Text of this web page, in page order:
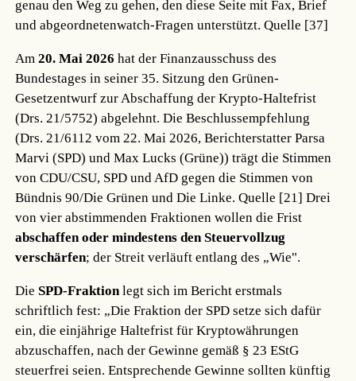
genau den Weg zu gehen, den diese Seite mit Fax, Brief
und abgeordnetenwatch-Fragen unterstützt.Quelle [37]
Am20. Mai 2026 hat der Finanzausschuss des
Bundestages in seiner 35. Sitzung den Grünen-
Gesetzentwurf zur Abschaffung der Krypto-Haltefrist
(Drs. 21/5752) abgelehnt. Die Beschlussempfehlung
(Drs. 21/6112 vom 22. Mai 2026, Berichterstatter Parsa
Marvi (SPD) und Max Lucks (Grüne)) trägt die Stimmen
von CDU/CSU, SPD und AfD gegen die Stimmen von
Bündnis 90/Die Grünen und Die Linke.Quelle [21] Drei
von vier abstimmenden Fraktionen wollen die Frist
abschaffen oder mindestens den Steuervollzug
verschärfen; der Streit verläuft entlang des „Wie".
DieSPD-Fraktion legt sich im Bericht erstmals
schriftlich fest: „Die Fraktion der SPD setze sich dafür
ein, die einjährige Haltefrist für Kryptowährungen
abzuschaffen, nach der Gewinne gemäß § 23 EStG
steuerfrei seien. Entsprechende Gewinne sollten künftig